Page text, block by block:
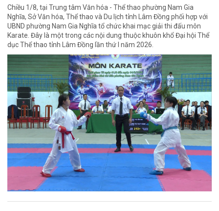
Chiều 1/8, tại Trung tâm Văn hóa - Thể thao phường Nam Gia
Nghĩa, Sở Văn hóa, Thể thao và Du lịch tỉnh Lâm Đồng phối hợp với
UBND phường Nam Gia Nghĩa tổ chức khai mạc giải thi đấu môn
Karate. Đây là một trong các nội dung thuộc khuôn khổ Đại hội Thể
dục Thể thao tỉnh Lâm Đồng lần thứ I năm 2026.